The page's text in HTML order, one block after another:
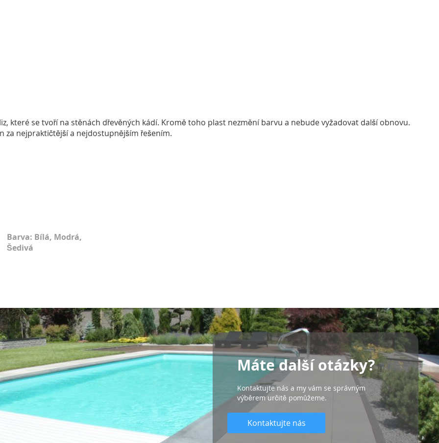
které se tvoří na stěnách dřevěných kádí. Kromě toho plast nezmění barvu a nebude vyžadovat další obnovu.
za nejpraktičtější a nejdostupnějším řešením.
Barva: Bílá, Modrá,
Šedivá
Máte další otázky?
Kontaktujte nás a my vám se správným
výběrem určitě pomůžeme.
Kontaktujte nás